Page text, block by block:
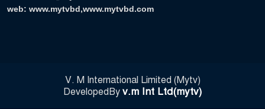
web: www.mytvbd,www.mytvbd.com
V. M International Limited (Mytv)
DevelopedBy v.m Int Ltd(mytv)